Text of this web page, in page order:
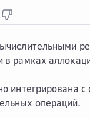
в рамках
интегрирована
операций.